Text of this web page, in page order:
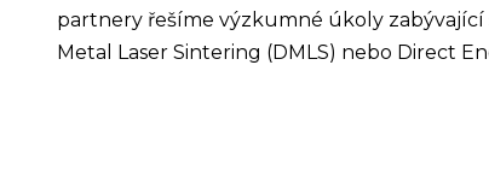
partnery řešíme výzkumné úkoly
Metal Laser Sintering (DMLS) nebo Direct